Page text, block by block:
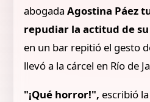
abogadaAgostina Páez
repudiar la actitud de
en un bar repitió el gesto
llevó a la cárcel en Río de
"¡Qué horror!", escribió